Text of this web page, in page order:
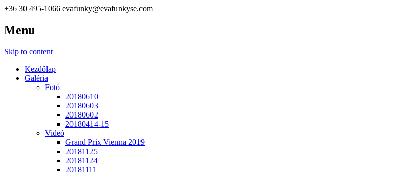
+36 30 495-1066 evafunky@evafunkyse.com
Ritmuscsapatok Országos Táncversenye és a Hip-Hop Unite Hungary közös oldala
Menu
Skip to content
Kezdőlap
Galéria
Fotó
20180610
20180603
20180602
20180414-15
Videó
Grand Prix Vienna 2019
20181125
20181124
20181111